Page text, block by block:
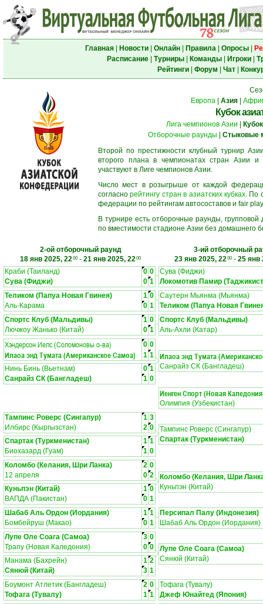
Главная| Новости| Онлайн| Правила| Опросы|
Расписание| Турниры| Команды| Игроки|
Рейтинги| Форум Чат|
Европа
Азия
Кубок
Лига чемпионов Азии
Отборочные раунды
Стыковые
Второй по престижности клубный турнир
второго плана в чемпионатах стран Азии
участвуют в Лиге чемпионов Азии.
Число мест в розыгрыше от каждой
согласнорейтингу стран в азиатских кубках. По
федерации по рейтингам автосоставов и fair
В турнире есть отборочные раунды,
по вместимости стадионе Азии без домашнего
2-ой отборочный раунд
18 янв 2025, 2200- 21 янв 2025, 2200
3-ий отборочный
23 янв 2025, 2200- 25 янв
Краби (Таиланд)
0 0
Сува (Фиджи)
0 1
Сува (Фиджи)
Локомотив Памир
Теликом (Папуа Новая Гвинея)
1 0
Аль-Карама
0 1
Саутерн Мьянма (Мьянма)
Теликом (Папуа Новая
Спортс Клуб (Мальдивы)
1 0
Лючжоу Жанько (Китай)
0 1
Спортс Клуб (Мальдивы)
Аль-Ахли (Катар)
Хэндерсон Иелс (Соломоновы о-ва) 0 0
Илаоа энд Тумата (Американское Самоа) 1 1
Нинь Бинь (Вьетнам)
0 1
Санрайз СК (Бангладеш)
1 0
Илаоа энд Тумата
Санрайз СК (Бангладеш)
Иенген Спорт (Новая
Олимпия (Узбекистан)
Тампинс Роверс (Сингапур)
1 3
Илбирс (Кыргызстан)
2 0
Спартак (Туркменистан)
1 1
Биохазард (Гуам)
1 0
Тампинс Роверс (Сингапур)
Спартак (Туркменистан)
Коломбо (Келания, Шри Ланка) 2 0
12 апреля
0 2
Куньпэн (Китай)
1 0
ВАПДА (Пакистан)
0 1
Коломбо (Келания, Шри
Куньпэн (Китай)
Шабаб Аль Ордон (Иордания) 1 1
Бомбейруш (Макао)
0 1
Персипал Палу (Индонезия)
Шабаб Аль Ордон (Иордания)
Лупе Оле Соага (Самоа)
3 0
Трапу (Новая Каледония)
0 0
Манама (Бахрейн)
1 2
Сянюй (Китай)
3 1
Лупе Оле Соага (Самоа)
Сянюй (Китай)
Боумонт Атлетик (Бангладеш) 2 0
Тофага (Тувалу)
1 1
Тофага (Тувалу)
Джеф Юнайтед (Япония)